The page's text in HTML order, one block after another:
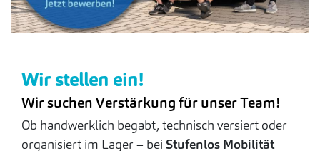
Wir stellen ein!
Wir suchen Verstärkung für unser Team!
Ob handwerklich begabt, technisch versiert oder
organisiert im Lager – bei Stufenlos Mobilität